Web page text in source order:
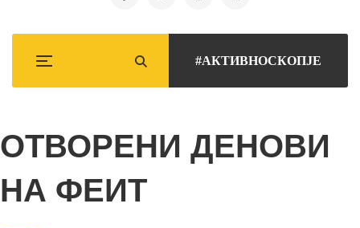
#АКТИВНОСКОПЈЕ
ОТВОРЕНИ ДЕНОВИ
НА ФЕИТ